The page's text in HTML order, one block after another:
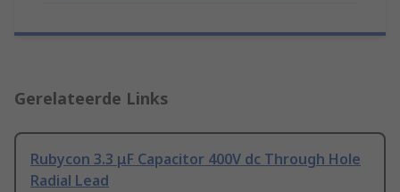
Gerelateerde Links
Rubycon 3.3 μF Capacitor 400V dc Through Hole
Radial Lead